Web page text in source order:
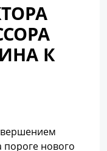
К
пороге нового